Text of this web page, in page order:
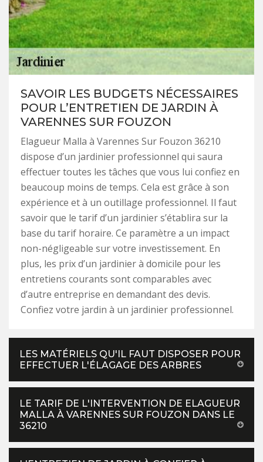
SAVOIR LES BUDGETS NÉCESSAIRES
POUR L’ENTRETIEN DE JARDIN À
VARENNES SUR FOUZON
Elagueur Malla à Varennes Sur Fouzon 36210
dispose d’un jardinier professionnel qui saura
effectuer toutes les tâches que vous lui confiez en
beaucoup moins de temps. Cela est grâce à son
expérience et à un outillage professionnel. Il faut
savoir que le tarif d’un jardinier s’établira sur la
base du tarif horaire. Ce paramètre a un impact
non-négligeable sur votre investissement. En
plus, les prix d’un jardinier à domicile pour les
entretiens courants sont comparables avec
d’autre entreprise en demandant des devis.
Confiez votre jardin à un jardinier professionnel.
LES MATÉRIELS QU'IL FAUT DISPOSER POUR
EFFECTUER L'ÉLAGAGE DES ARBRES
LE TARIF DE L'INTERVENTION DE ELAGUEUR
MALLA À VARENNES SUR FOUZON DANS LE
36210